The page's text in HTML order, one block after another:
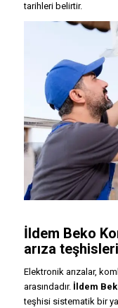
tarihleri belirtir.
İldem Beko
arıza teşhisleri
Elektronik arızalar,
arasındadır. İldem
teşhisi sistematik bir